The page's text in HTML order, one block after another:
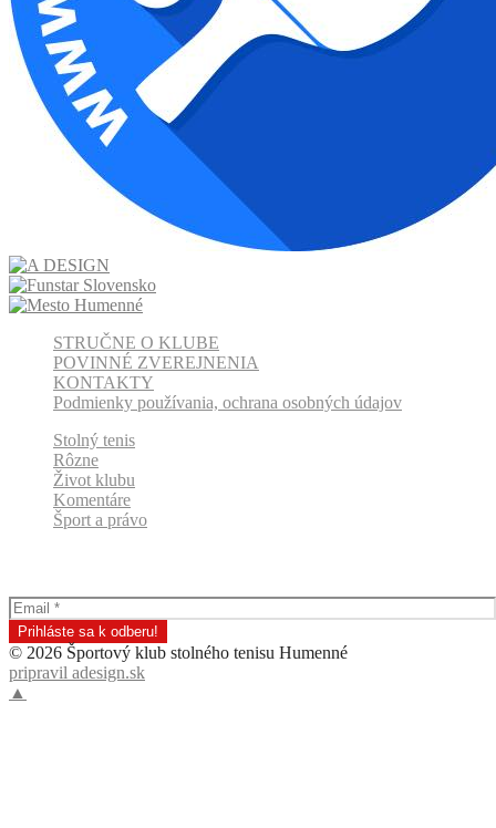
STRUČNE O KLUBE
POVINNÉ ZVEREJNENIA
KONTAKTY
Podmienky používania, ochrana osobných údajov
Stolný tenis
Rôzne
Život klubu
Komentáre
Šport a právo
© 2026 Športový klub stolného tenisu Humenné
pripravil adesign.sk
▲